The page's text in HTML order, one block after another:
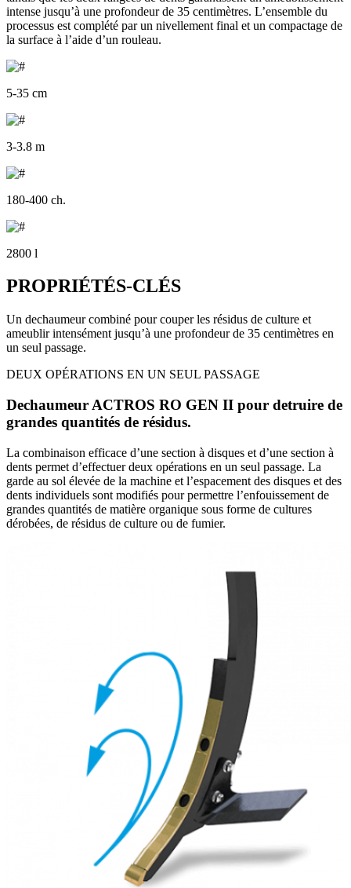
intense jusqu’à une profondeur de 35 centimètres. L’ensemble du
processus est complété par un nivellement final et un compactage de
la surface à l’aide d’un rouleau.
5-35 cm
3-3.8 m
180-400 ch.
2800 l
PROPRIÉTÉS-CLÉS
Un dechaumeur combiné pour couper les résidus de culture et
ameublir intensément jusqu’à une profondeur de 35 centimètres en
un seul passage.
DEUX OPÉRATIONS EN UN SEUL PASSAGE
Dechaumeur ACTROS RO GEN II pour detruire de
grandes quantités de résidus.
La combinaison efficace d’une section à disques et d’une section à
dents permet d’effectuer deux opérations en un seul passage. La
garde au sol élevée de la machine et l’espacement des disques et des
dents individuels sont modifiés pour permettre l’enfouissement de
grandes quantités de matière organique sous forme de cultures
dérobées, de résidus de culture ou de fumier.